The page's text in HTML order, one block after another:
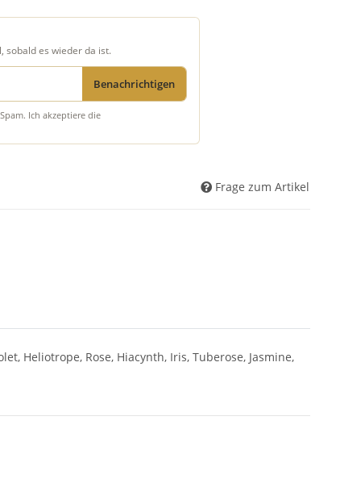
sobald es wieder da ist.
Benachrichtigen
Ich akzeptiere die
Frage zum Artikel
Heliotrope, Rose, Hiacynth, Iris, Tuberose, Jasmine,